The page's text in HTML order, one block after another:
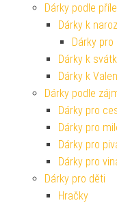
Dárky podle
Dárky k
Dárky
Dárky k
Dárky k
Dárky podle
Dárky pro
Dárky pro
Dárky pro
Dárky pro
Dárky pro děti
Hračky